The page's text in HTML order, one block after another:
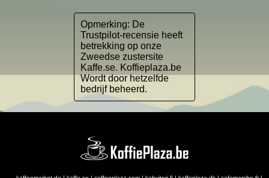
Opmerking: De
Trustpilot-recensie heeft
betrekking op onze
Zweedse zustersite
Kaffe.se. Koffieplaza.be
Wordt door hetzelfde
bedrijf beheerd.